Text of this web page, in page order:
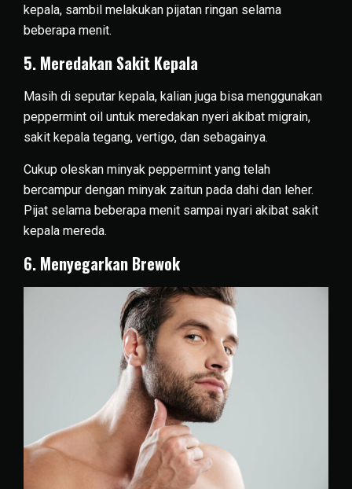
kepala, sambil melakukan pijatan ringan selama
beberapa menit.
5. Meredakan Sakit Kepala
Masih di seputar kepala, kalian juga bisa menggunakan
peppermint oil untuk meredakan nyeri akibat migrain,
sakit kepala tegang, vertigo, dan sebagainya.
Cukup oleskan minyak peppermint yang telah
bercampur dengan minyak zaitun pada dahi dan leher.
Pijat selama beberapa menit sampai nyari akibat sakit
kepala mereda.
6. Menyegarkan Brewok